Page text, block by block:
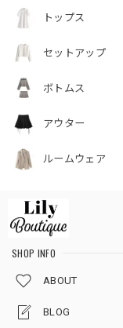
トップス
セットアップ
ボトムス
アウター
ルームウェア
SHOP INFO
ABOUT
BLOG